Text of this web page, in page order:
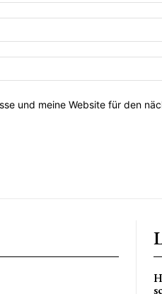
und meine Website für den